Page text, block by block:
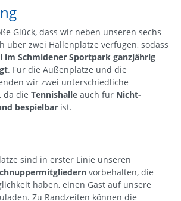
Glück, dass wir neben unseren sechs
über zwei Hallenplätze verfügen, sodass
im Schmidener Sportpark ganzjährig
. Für die Außenplätze und die
wir zwei unterschiedliche
da die Tennishalle auch für Nicht-
bespielbar ist.
sind in erster Linie unseren
vorbehalten, die
haben, einen Gast auf unsere
Zu Randzeiten können die